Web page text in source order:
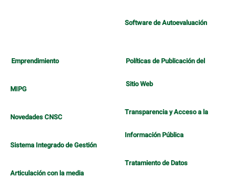
Software de Autoevaluación
Emprendimiento
MIPG
Novedades CNSC
Sistema Integrado de Gestión
Articulación con la media
Políticas de Publicación del
Sitio Web
Transparencia y Acceso a la
Información Pública
Tratamiento de Datos